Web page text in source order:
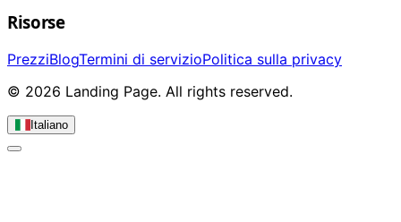
Risorse
PrezziBlogTermini di servizioPolitica sulla privacy
© 2026 Landing Page. All rights reserved.
Italiano